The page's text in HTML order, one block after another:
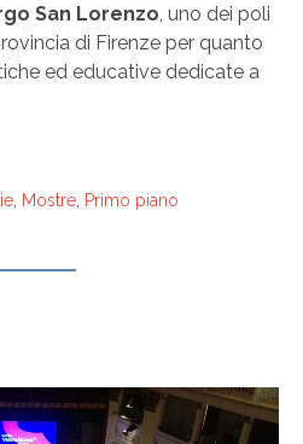
San Lorenzo , uno dei poli
di Firenze per quanto
ed educative dedicate a
, Mostre, Primo piano